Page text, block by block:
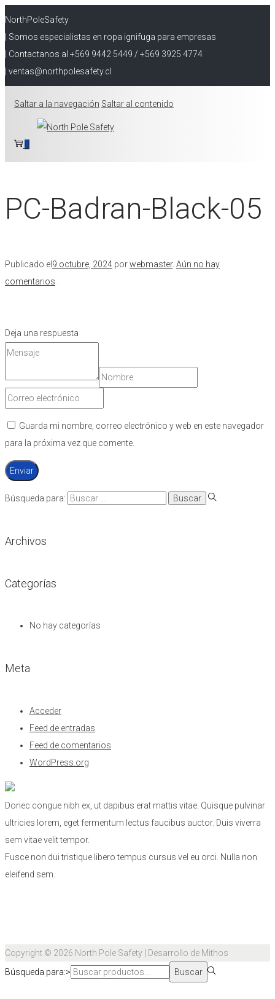
NorthPoleSafety
| Somos especialistas en ropa ignifuga para empresas
| Contactanos al +569 9442 5449 / +569 3925 4774
| ventas@northpolesafety.cl
Saltar a la navegación Saltar al contenido
0
PC-Badran-Black-05
Publicado el 9 octubre, 2024 porwebmaster. Aún no hay
comentarios
Deja una respuesta
Guarda mi nombre, correo electrónico y web en este navegador
para la próxima vez que comente.
Búsqueda para:
Archivos
Categorías
No hay categorías
Meta
Acceder
Feed de entradas
Feed de comentarios
WordPress.org
Donec congue nibh ex, ut dapibus erat mattis vitae. Quisque pulvinar
ultricies lorem, eget fermentum lectus faucibus auctor. Duis viverra
sem vitae velit tempor.
Fusce non dui tristique libero tempus cursus vel eu orci. Nulla non
eleifend sem.
Copyright © 2026 North Pole Safety | Desarrollo de Mithos
Búsqueda para:>
Buscar